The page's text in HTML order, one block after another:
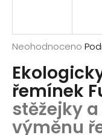
Průměrné
produktu
je
0,0
z
5
hvězdiček.
Neohodnoceno
řemínek
stěžejky
výměnu
j
í
t
?